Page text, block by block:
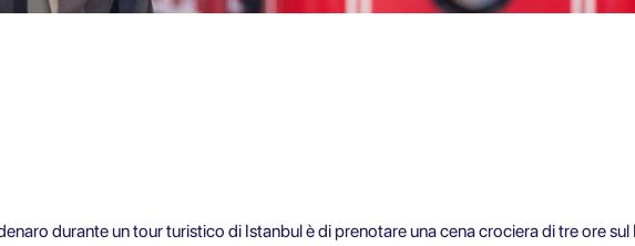
durante un tour turistico di Istanbul è di prenotare una cena crociera di tre ore